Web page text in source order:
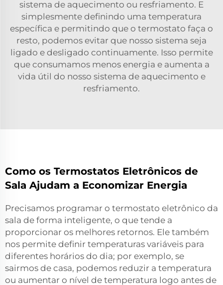
sistema de aquecimento ou resfriamento. E
simplesmente definindo uma temperatura
específica e permitindo que o termostato faça o
resto, podemos evitar que nosso sistema seja
ligado e desligado continuamente. Isso permite
que consumamos menos energia e aumenta a
vida útil do nosso sistema de aquecimento e
resfriamento.
Como os Termostatos Eletrônicos de
Sala Ajudam a Economizar Energia
Precisamos programar o termostato eletrônico da
sala de forma inteligente, o que tende a
proporcionar os melhores retornos. Ele também
nos permite definir temperaturas variáveis para
diferentes horários do dia; por exemplo, se
sairmos de casa, podemos reduzir a temperatura
ou aumentar o nível de temperatura logo antes de